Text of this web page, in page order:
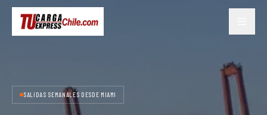
SALIDAS SEMANALES DESDE MIAMI